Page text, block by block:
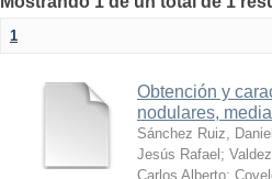
1
Obtención y
nodulares,
Sánchez Ruiz, Daniel
Jesús Rafael ;
Carlos Alberto;